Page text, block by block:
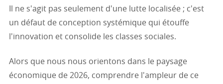
Il ne s'agit pas seulement d'une lutte localisée ; c'est
un défaut de conception systémique qui étouffe
l'innovation et consolide les classes sociales.
Alors que nous nous orientons dans le paysage
économique de 2026, comprendre l'ampleur de ce